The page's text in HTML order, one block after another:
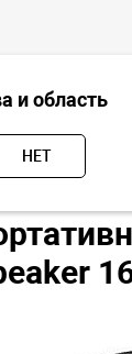
и область
НЕТ
колонки